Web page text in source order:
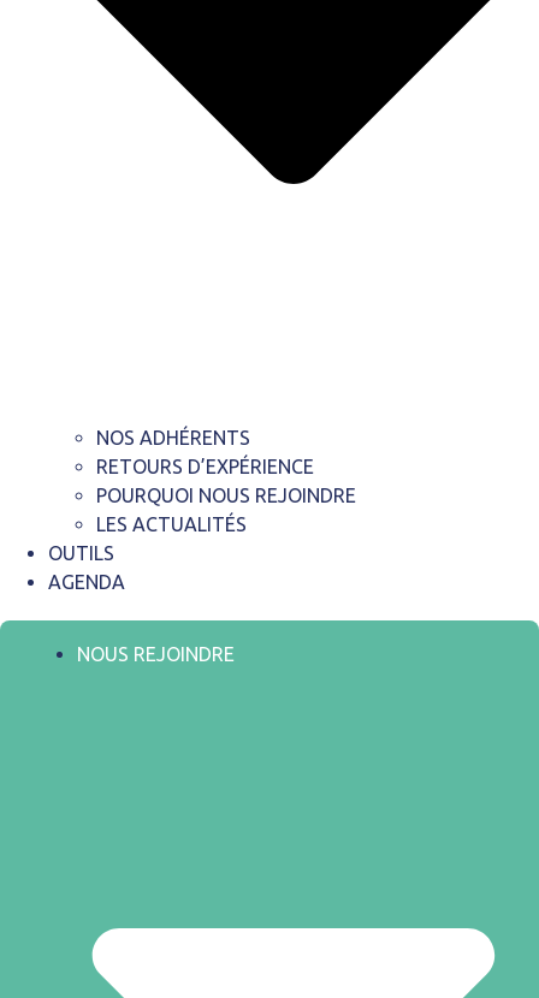
NOS ADHÉRENTS
RETOURS D’EXPÉRIENCE
POURQUOI NOUS REJOINDRE
LES ACTUALITÉS
OUTILS
AGENDA
NOUS REJOINDRE